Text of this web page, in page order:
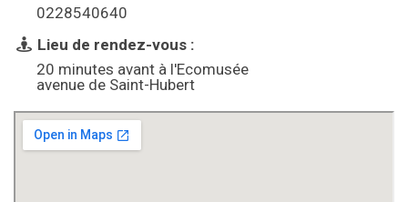
0228540640
Lieu de rendez-vous :
20 minutes avant à l'Ecomusée
avenue de Saint-Hubert